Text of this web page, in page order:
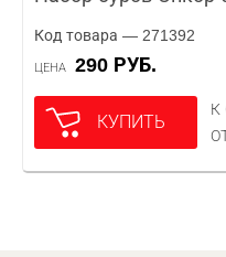
Код товара — 271392
ЦЕНА 290 РУБ.
КУПИТЬ
К